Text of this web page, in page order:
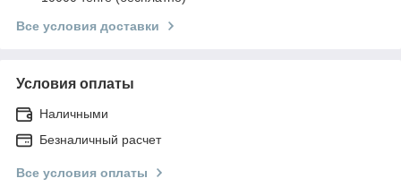
Все условия доставки
Условия оплаты
Наличными
Безналичный расчет
Все условия оплаты